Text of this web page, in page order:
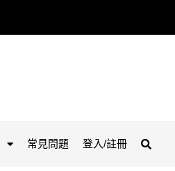
常見問題 登入/註冊